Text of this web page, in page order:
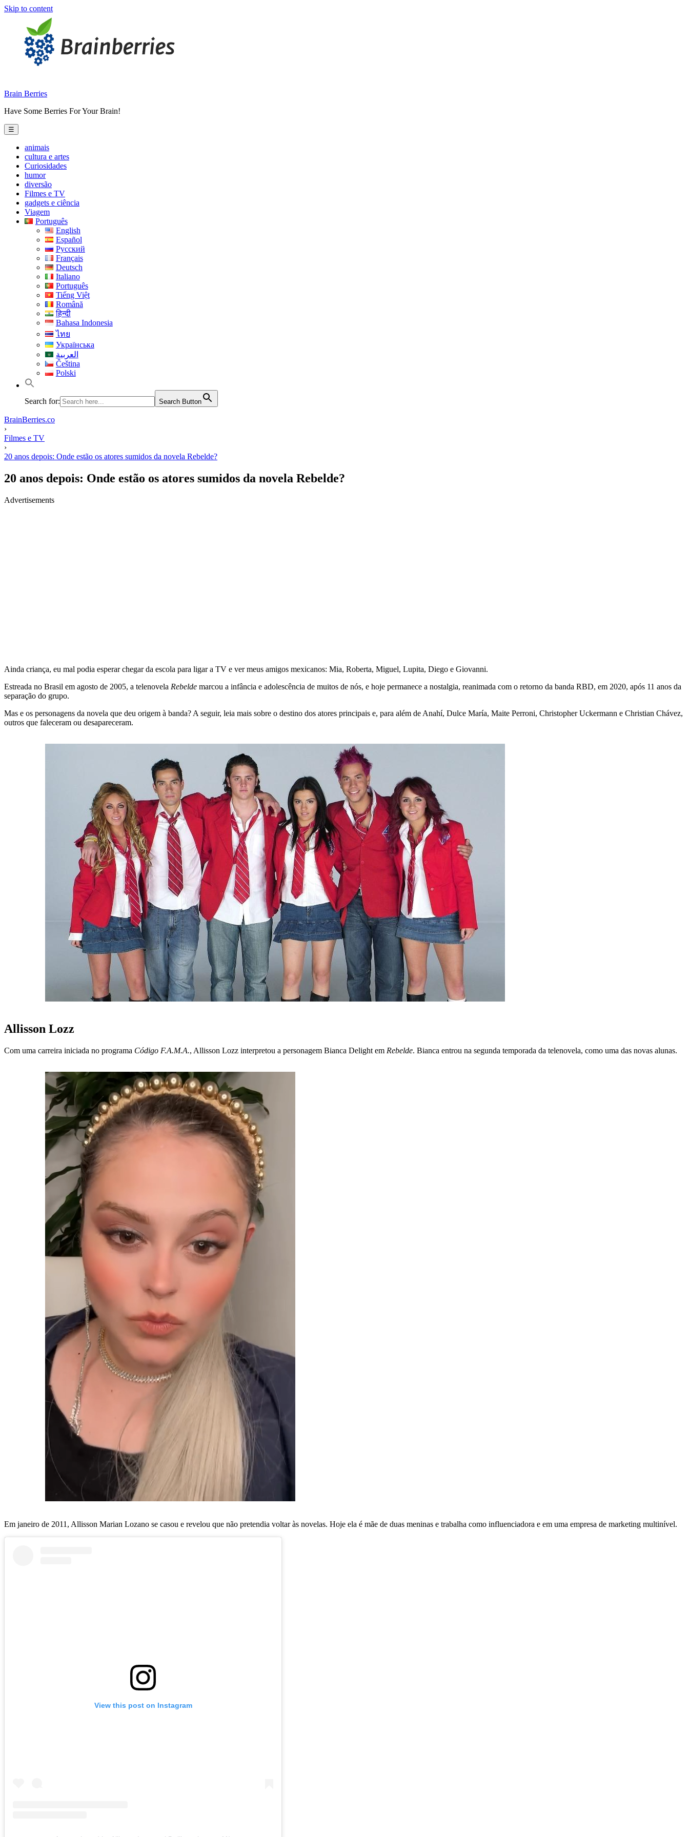
Skip to content
Brain Berries
Have Some Berries For Your Brain!
☰
animais
cultura e artes
Curiosidades
humor
diversão
Filmes e TV
gadgets e ciência
Viagem
Português
English
Español
Русский
Français
Deutsch
Italiano
Português
Tiếng Việt
Română
हिन्दी
Bahasa Indonesia
ไทย
Українська
العربية
Čeština
Polski
Search for: Search Button
BrainBerries.co
›
Filmes e TV
›
20 anos depois: Onde estão os atores sumidos da novela Rebelde?
20 anos depois: Onde estão os atores sumidos da novela Rebelde?
Advertisements
Ainda criança, eu mal podia esperar chegar da escola para ligar a TV e ver meus amigos mexicanos: Mia, Roberta, Miguel, Lupita, Diego e Giovanni.
Estreada no Brasil em agosto de 2005, a telenovela Rebelde marcou a infância e adolescência de muitos de nós, e hoje permanece a nostalgia, reanimada com o retorno da banda RBD, em 2020, após 11 anos da
separação do grupo.
Mas e os personagens da novela que deu origem à banda? A seguir, leia mais sobre o destino dos atores principais e, para além de Anahí, Dulce María, Maite Perroni, Christopher Uckermann e Christian Chávez,
outros que faleceram ou desapareceram.
Allisson Lozz
Com uma carreira iniciada no programa Código F.A.M.A., Allisson Lozz interpretou a personagem Bianca Delight em Rebelde. Bianca entrou na segunda temporada da telenovela, como uma das novas alunas.
Em janeiro de 2011, Allisson Marian Lozano se casou e revelou que não pretendia voltar às novelas. Hoje ela é mãe de duas meninas e trabalha como influenciadora e em uma empresa de marketing multinível.
View this post on Instagram